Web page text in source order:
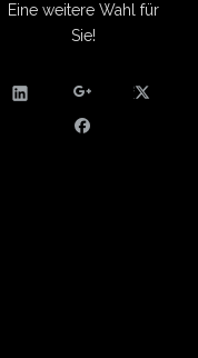
Eine weitere Wahl für
Sie!